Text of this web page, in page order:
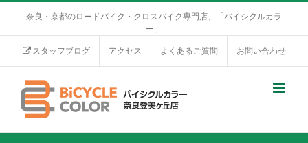
奈良・京都のロードバイク・クロスバイク専門店、「バイシクルカラ
ー」
スタッフブログ アクセス よくあるご質問 お問い合わせ